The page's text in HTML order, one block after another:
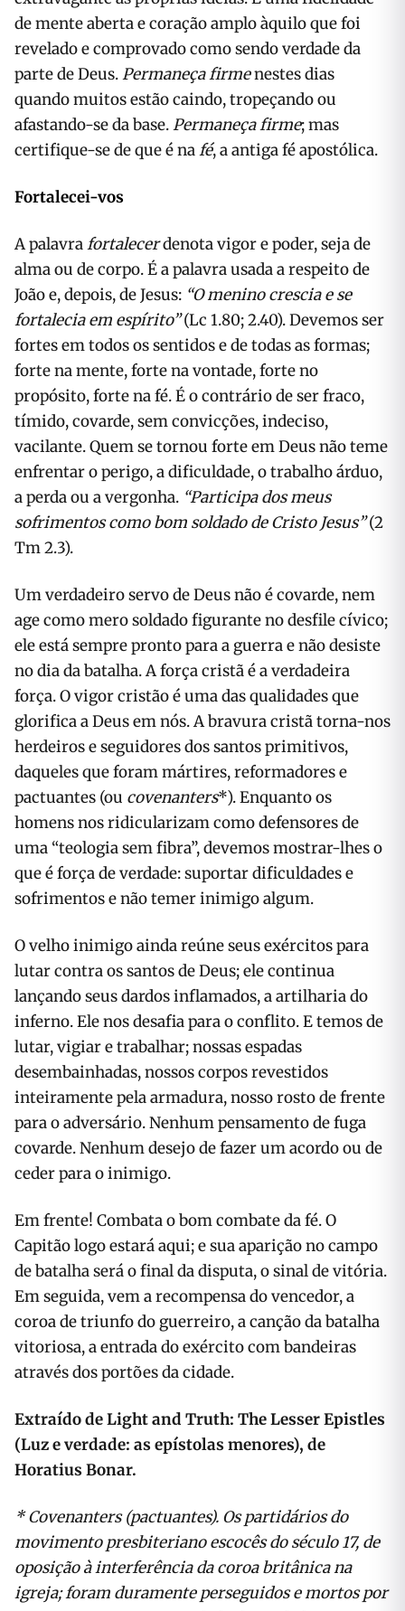
de mente aberta e coração amplo àquilo que foi
revelado e comprovado como sendo verdade da
parte de Deus.Permaneça firmenestes dias
quando muitos estão caindo, tropeçando ou
afastando-se da base.Permaneça firme; mas
certifique-se de que é nafé, a antiga fé apostólica.
Fortalecei-vos
A palavrafortalecerdenota vigor e poder, seja de
alma ou de corpo. É a palavra usada a respeito de
João e, depois, de Jesus: “O menino crescia e se
fortalecia em espírito”(Lc 1.80; 2.40). Devemos ser
fortes em todos os sentidos e de todas as formas;
forte na mente, forte na vontade, forte no
propósito, forte na fé. É o contrário de ser fraco,
tímido, covarde, sem convicções, indeciso,
vacilante. Quem se tornou forte em Deus não teme
enfrentar o perigo, a dificuldade, o trabalho árduo,
a perda ou a vergonha. “Participa dos meus
sofrimentos como bom soldado de Cristo Jesus”(2
Tm 2.3).
Um verdadeiro servo de Deus não é covarde, nem
age como mero soldado figurante no desfile cívico;
ele está sempre pronto para a guerra e não desiste
no dia da batalha. A força cristã é a verdadeira
força. O vigor cristão é uma das qualidades que
glorifica a Deus em nós. A bravura cristã torna-nos
herdeiros e seguidores dos santos primitivos,
daqueles que foram mártires, reformadores e
pactuantes (ou covenanters*). Enquanto os
homens nos ridicularizam como defensores de
uma “teologia sem fibra”, devemos mostrar-lhes o
que é força de verdade: suportar dificuldades e
sofrimentos e não temer inimigo algum.
O velho inimigo ainda reúne seus exércitos para
lutar contra os santos de Deus; ele continua
lançando seus dardos inflamados, a artilharia do
inferno. Ele nos desafia para o conflito. E temos de
lutar, vigiar e trabalhar; nossas espadas
desembainhadas, nossos corpos revestidos
inteiramente pela armadura, nosso rosto de frente
para o adversário. Nenhum pensamento de fuga
covarde. Nenhum desejo de fazer um acordo ou de
ceder para o inimigo.
Em frente! Combata o bom combate da fé. O
Capitão logo estará aqui; e sua aparição no campo
de batalha será o final da disputa, o sinal de vitória.
Em seguida, vem a recompensa do vencedor, a
coroa de triunfo do guerreiro, a canção da batalha
vitoriosa, a entrada do exército com bandeiras
através dos portões da cidade.
Extraído de Light and Truth: The Lesser Epistles
(Luz e verdade: as epístolas menores), de
Horatius Bonar.
* Covenanters (pactuantes). Os partidários do
movimento presbiteriano escocês do século 17, de
oposição à interferência da coroa britânica na
igreja; foram duramente perseguidos e mortos por